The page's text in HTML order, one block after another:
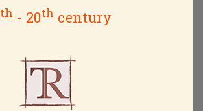
th - 20th century